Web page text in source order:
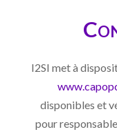
I2SI met à
disponibles et
pour